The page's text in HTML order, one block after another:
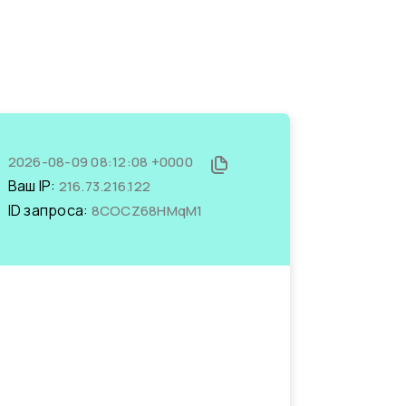
2026-08-09 08:12:08 +0000
Ваш IP: 216.73.216.122
ID запроса: 8COCZ68HMqM1